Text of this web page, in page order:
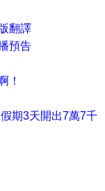
翻譯
預告
！
期3天開出7萬7千